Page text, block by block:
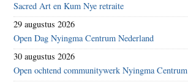
Sacred Art en Kum Nye retraite
29 augustus 2026
Open Dag Nyingma Centrum Nederland
30 augustus 2026
Open ochtend communitywerk Nyingma Centrum